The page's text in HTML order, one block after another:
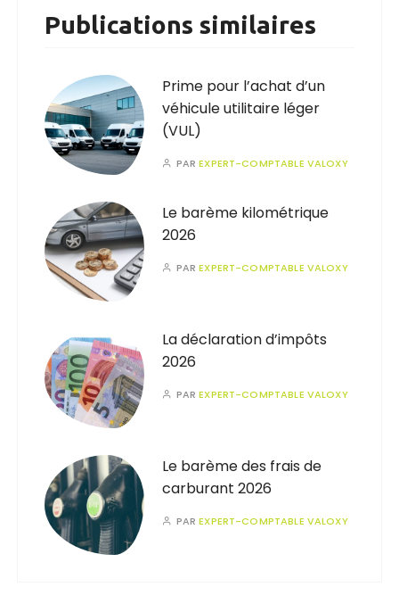
Publications similaires
Prime pour l’achat d’un
véhicule utilitaire léger
(VUL)
PAREXPERT-COMPTABLE VALOXY
Le barème kilométrique
2026
PAREXPERT-COMPTABLE VALOXY
La déclaration d’impôts
2026
PAREXPERT-COMPTABLE VALOXY
Le barème des frais de
carburant 2026
PAREXPERT-COMPTABLE VALOXY